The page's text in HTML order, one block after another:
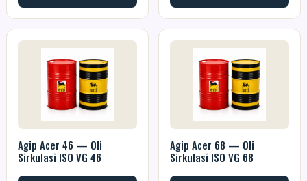
Agip Acer 46 — Oli
Sirkulasi ISO VG 46
Agip Acer 68 — Oli
Sirkulasi ISO VG 68